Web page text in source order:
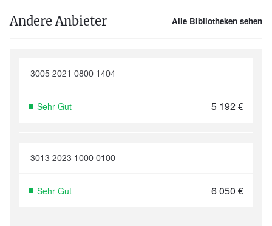
Andere Anbieter Alle Bibliotheken sehen
3005 2021 0800 1404
Sehr Gut 5 192€
3013 2023 1000 0100
Sehr Gut 6 050 €